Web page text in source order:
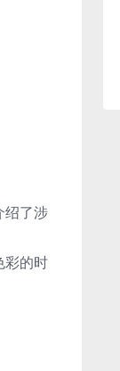
绍了涉
彩的时